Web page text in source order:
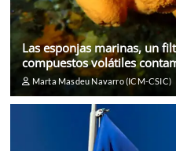
Las esponjas marinas, un
compuestos volátiles
Marta Masdeu Navarro (ICM-CSIC)